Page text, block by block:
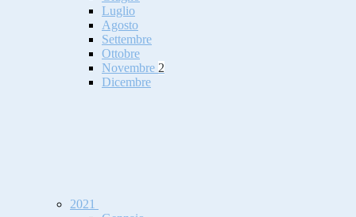
Luglio
Agosto
Settembre
Ottobre
Novembre 2
Dicembre
2021